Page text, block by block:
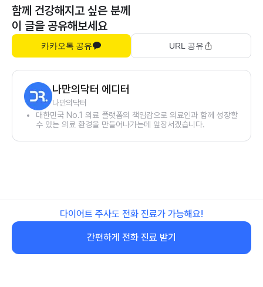
함께 건강해지고 싶은 분께
이 글을 공유해보세요
카카오톡 공유 URL 공유
나만의닥터 에디터
나만의닥터
대한민국 No.1 의료 플랫폼의 책임감으로 의료인과 함께 성장할
수 있는 의료 환경을 만들어나가는데 앞장서겠습니다.
다이어트 주사도 전화 진료가 가능해요!
간편하게 전화 진료 받기